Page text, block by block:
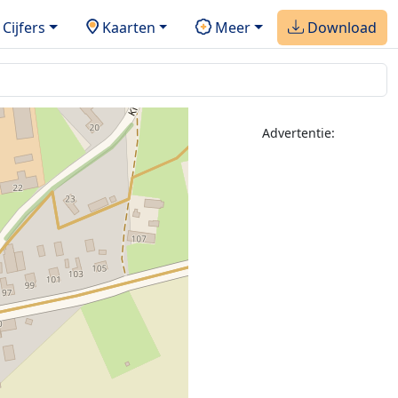
Cijfers Kaarten Meer Download
Advertentie: